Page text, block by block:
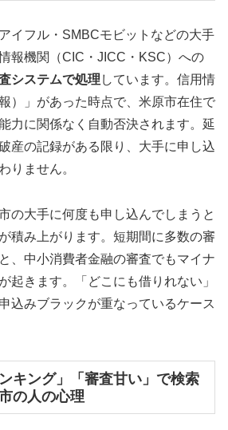
イフル・SMBCモビットなどの大手
報機関（CIC・JICC・KSC）への
システムで処理 しています。信用情
）」があった時点で、米原市在住で
力に関係なく自動否決されます。延
産の記録がある限り、大手に申し込
りません。
の大手に何度も申し込んでしまうと
積み上がります。短期間に多数の審
、中小消費者金融の審査でもマイナ
起きます。「どこにも借りれない」
込みブラックが重なっているケース
キング」「審査甘い」で検索
の人の心理